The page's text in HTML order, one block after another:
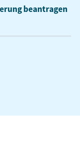
beantragen